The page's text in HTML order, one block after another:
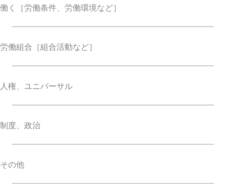
働く ［労働条件、労働環境など］
労働組合 ［組合活動など］
人権、ユニバーサル
制度、政治
その他